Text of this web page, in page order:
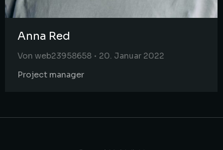
Anna Red
Von web23958658
20. Januar 2022
Project manager